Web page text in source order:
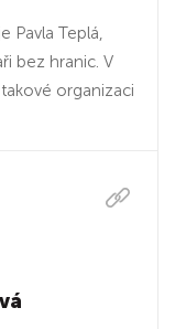
Pavla Teplá,
bez hranic. V
organizaci